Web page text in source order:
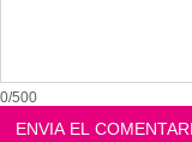
0/500